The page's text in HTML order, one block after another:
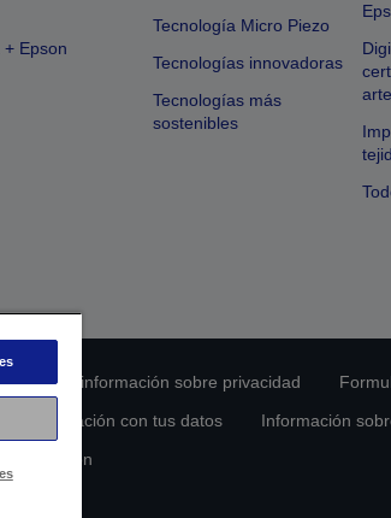
+ Epson
Tecnología Micro Piezo
Tecnologías innovadoras
Tecnologías más
sostenibles
de información sobre privacidad
en relación con tus datos
Información
de Epson